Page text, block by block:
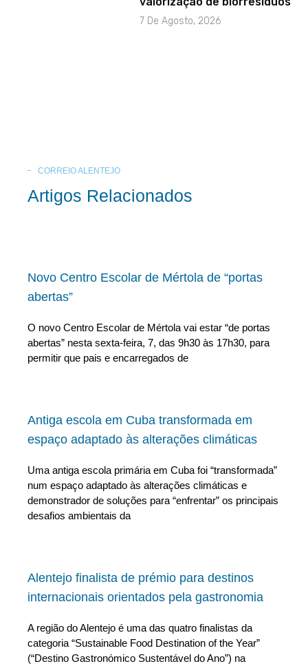
7 De Agosto, 2026
CORREIO ALENTEJO
Artigos Relacionados
Novo Centro Escolar de Mértola de “portas
abertas”
O novo Centro Escolar de Mértola vai estar “de portas
abertas” nesta sexta-feira, 7, das 9h30 às 17h30, para
permitir que pais e encarregados de
Antiga escola em Cuba transformada em
espaço adaptado às alterações climáticas
Uma antiga escola primária em Cuba foi “transformada”
num espaço adaptado às alterações climáticas e
demonstrador de soluções para “enfrentar” os principais
desafios ambientais da
Alentejo finalista de prémio para destinos
internacionais orientados pela gastronomia
A região do Alentejo é uma das quatro finalistas da
categoria “Sustainable Food Destination of the Year”
(“Destino Gastronómico Sustentável do Ano”) na